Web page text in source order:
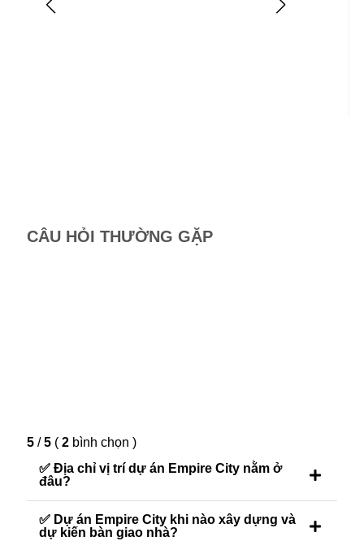
CÂU HỎI THƯỜNG GẶP
5 / 5 ( 2 bình chọn )
✅ Địa chỉ vị trí dự án Empire City nằm ở
đâu?
✅ Dự án Empire City khi nào xây dựng và
dự kiến bàn giao nhà?